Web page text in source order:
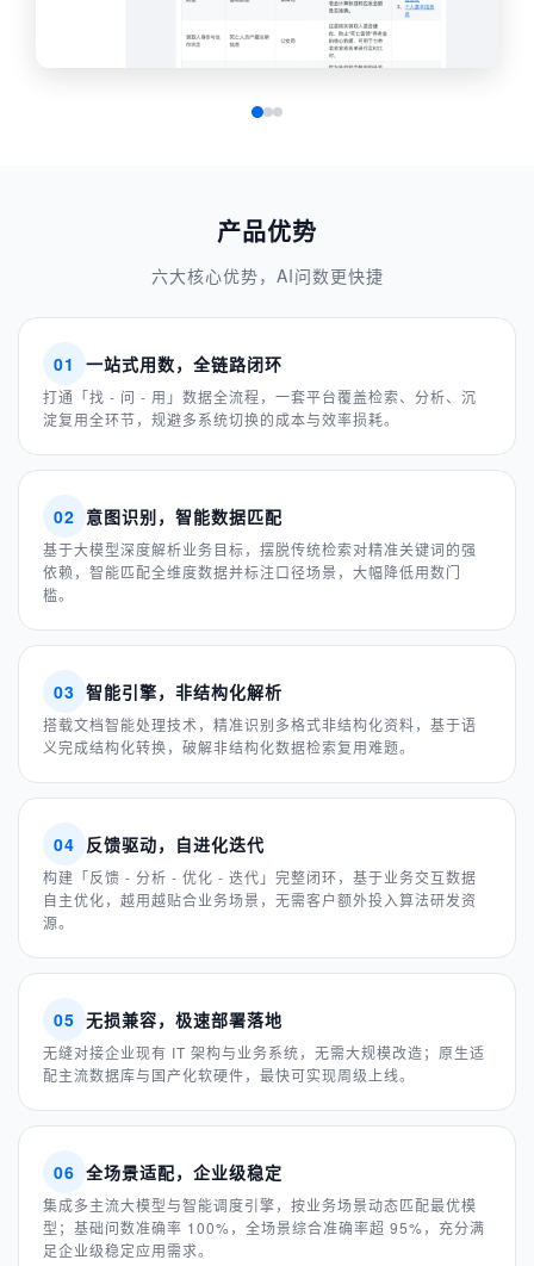
产品优势
六大核心优势，AI问数更快捷
01 一站式用数，全链路闭环
打通「找 - 问 - 用」数据全流程，一套平台覆盖检索、分析、沉
淀复用全环节，规避多系统切换的成本与效率损耗。
02 意图识别，智能数据匹配
基于大模型深度解析业务目标，摆脱传统检索对精准关键词的强
依赖，智能匹配全维度数据并标注口径场景，大幅降低用数门
槛。
03 智能引擎，非结构化解析
搭载文档智能处理技术，精准识别多格式非结构化资料，基于语
义完成结构化转换，破解非结构化数据检索复用难题。
04 反馈驱动，自进化迭代
构建「反馈 - 分析 - 优化 - 迭代」完整闭环，基于业务交互数据
自主优化，越用越贴合业务场景，无需客户额外投入算法研发资
源。
05 无损兼容，极速部署落地
无缝对接企业现有 IT 架构与业务系统，无需大规模改造；原生适
配主流数据库与国产化软硬件，最快可实现周级上线。
06 全场景适配，企业级稳定
集成多主流大模型与智能调度引擎，按业务场景动态匹配最优模
型；基础问数准确率 100%，全场景综合准确率超 95%，充分满
足企业级稳定应用需求。